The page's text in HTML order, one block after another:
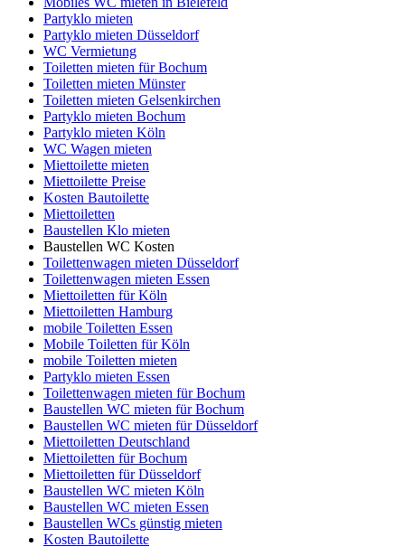
Partyklo mieten
Partyklo mieten Düsseldorf
WC Vermietung
Toiletten mieten für Bochum
Toiletten mieten Münster
Toiletten mieten Gelsenkirchen
Partyklo mieten Bochum
Partyklo mieten Köln
WC Wagen mieten
Miettoilette mieten
Miettoilette Preise
Kosten Bautoilette
Miettoiletten
Baustellen Klo mieten
Baustellen WC Kosten
Toilettenwagen mieten Düsseldorf
Toilettenwagen mieten Essen
Miettoiletten für Köln
Miettoiletten Hamburg
mobile Toiletten Essen
Mobile Toiletten für Köln
mobile Toiletten mieten
Partyklo mieten Essen
Toilettenwagen mieten für Bochum
Baustellen WC mieten für Bochum
Baustellen WC mieten für Düsseldorf
Miettoiletten Deutschland
Miettoiletten für Bochum
Miettoiletten für Düsseldorf
Baustellen WC mieten Köln
Baustellen WC mieten Essen
Baustellen WCs günstig mieten
Kosten Bautoilette